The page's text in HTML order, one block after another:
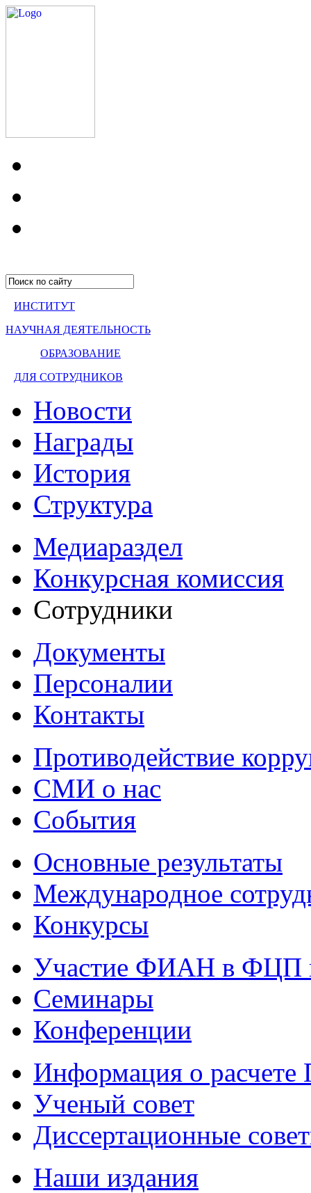
ИНСТИТУТ
НАУЧНАЯ ДЕЯТЕЛЬНОСТЬ
ОБРАЗОВАНИЕ
ДЛЯ СОТРУДНИКОВ
Новости
Награды
История
Структура
Медиараздел
Конкурсная комиссия
Сотрудники
Документы
Персоналии
Контакты
Противодействие
СМИ о нас
События
Основные результаты
Международное
Конкурсы
Участие ФИАН в ФЦП
Семинары
Конференции
Информация о
Ученый совет
Диссертационные
Наши издания